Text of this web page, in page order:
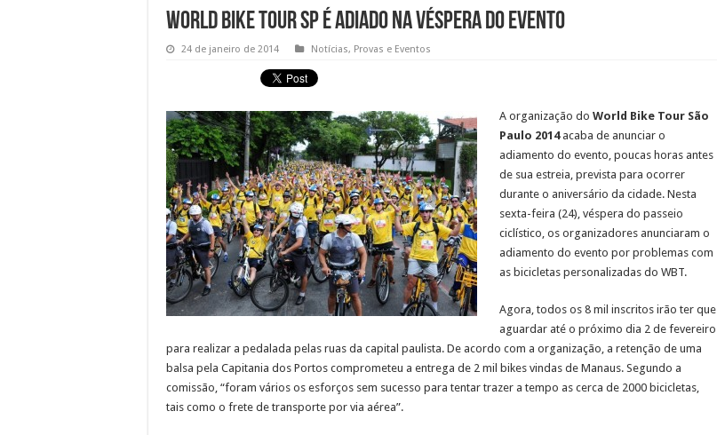
World Bike Tour SP é adiado na véspera do evento
24 de janeiro de 2014 Notícias, Provas e Eventos
A organização do World Bike Tour São
Paulo 2014acaba de anunciar o
adiamento do evento, poucas horas antes
de sua estreia, prevista para ocorrer
durante o aniversário da cidade. Nesta
sexta-feira (24), véspera do passeio
ciclístico, os organizadores anunciaram o
adiamento do evento por problemas com
as bicicletas personalizadas do WBT.
Agora, todos os 8 mil inscritos irão ter que
aguardar até o próximo dia 2 de fevereiro
para realizar a pedalada pelas ruas da capital paulista. De acordo com a organização, a retenção de uma
balsa pela Capitania dos Portos comprometeu a entrega de 2 mil bikes vindas de Manaus. Segundo a
comissão, “foram vários os esforços sem sucesso para tentar trazer a tempo as cerca de 2000 bicicletas,
tais como o frete de transporte por via aérea”.